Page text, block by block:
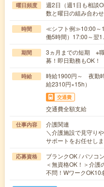
曜日頻度
週2日（週1日も相談
数と曜日の組み合わせ
時間
≪シフト例≫10:00～
働5時間）17:00～翌
期間
3ヵ月までの短期 ※
募！即日勤務もOK！
時給
時給1900円～ 夜勤
給2310円×15h）
交通費
交通費全額支給
仕事内容
介護関連
＼介護施設で見守り
サポートをお任せし
応募資格
ブランクOK / パソコ
＜無資格OK！＞介
不問！Wワーク